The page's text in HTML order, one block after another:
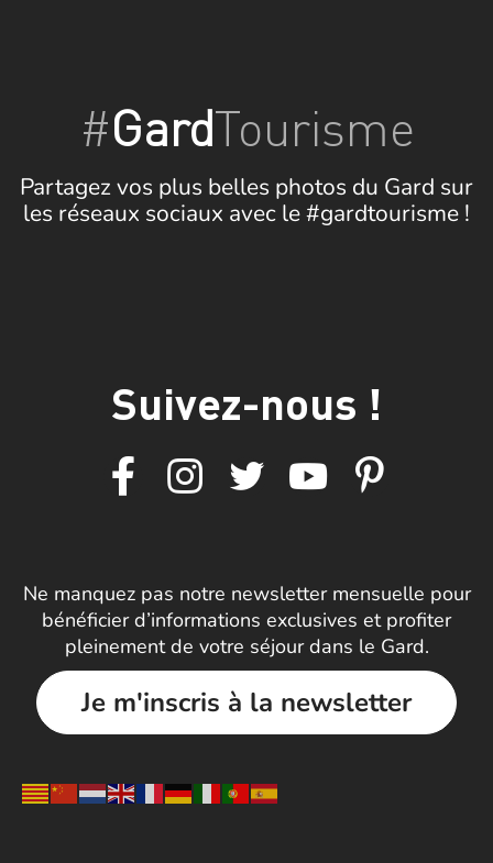
#GardTourisme
Partagez vos plus belles photos du Gard sur
les réseaux sociaux avec le #gardtourisme !
Suivez-nous !
Ne manquez pas notre newsletter mensuelle pour
bénéficier d’informations exclusives et profiter
pleinement de votre séjour dans le Gard.
Je m'inscris à la newsletter